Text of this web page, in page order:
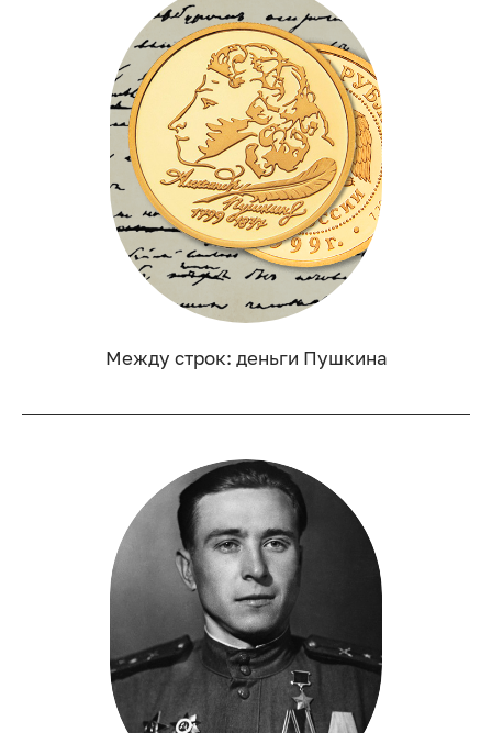
Между строк: деньги Пушкина